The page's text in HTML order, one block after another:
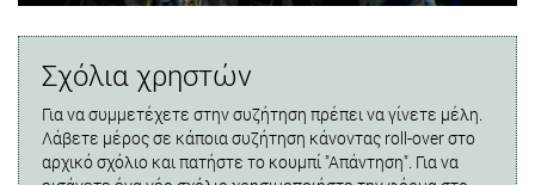
Σχόλια χρηστών
Για να συμμετέχετε στην συζήτηση πρέπει να γίνετε μέλη.
Λάβετε μέρος σε κάποια συζήτηση κάνοντας roll-over στο
αρχικό σχόλιο και πατήστε το κουμπί "Απάντηση". Για να